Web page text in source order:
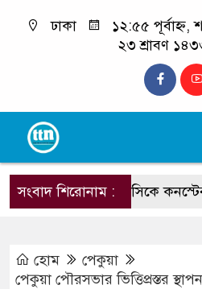
ঢাকা
১২:৫৫ পূর্বাহ্ন,
২৩ শ্রাবণ
সংবাদ শিরোনাম :
টেকনাফের ওসিকে কনস্টেবলের
হোম
পেকুয়া
পেকুয়া পৌরসভার ভিত্তিপ্রস্তর